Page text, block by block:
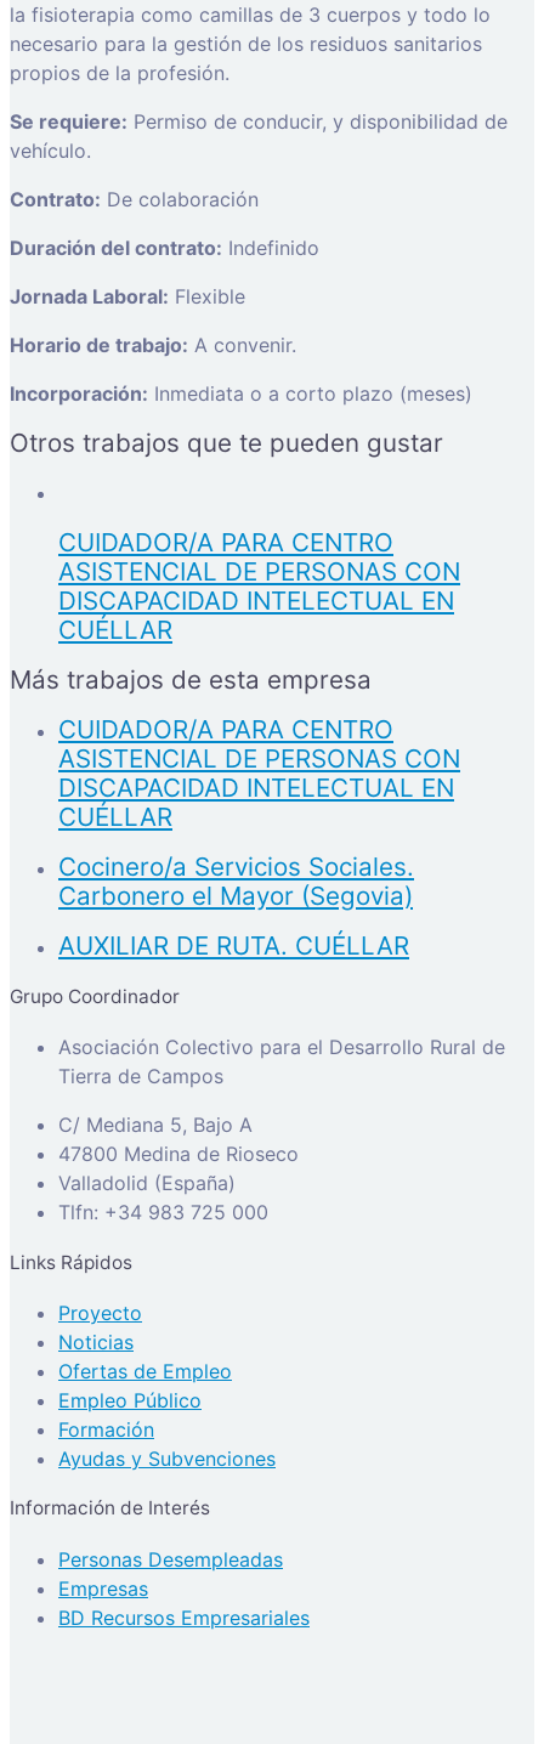
la fisioterapia como camillas de 3 cuerpos y todo lo
necesario para la gestión de los residuos sanitarios
propios de la profesión.
Se requiere: Permiso de conducir, y disponibilidad de
vehículo.
Contrato: De colaboración
Duración del contrato: Indefinido
Jornada Laboral: Flexible
Horario de trabajo: A convenir.
Incorporación: Inmediata o a corto plazo (meses)
Otros trabajos que te pueden gustar
CUIDADOR/A PARA CENTRO
ASISTENCIAL DE PERSONAS CON
DISCAPACIDAD INTELECTUAL EN
CUÉLLAR
Más trabajos de esta empresa
CUIDADOR/A PARA CENTRO
ASISTENCIAL DE PERSONAS CON
DISCAPACIDAD INTELECTUAL EN
CUÉLLAR
Cocinero/a Servicios Sociales.
Carbonero el Mayor (Segovia)
AUXILIAR DE RUTA. CUÉLLAR
Grupo Coordinador
Asociación Colectivo para el Desarrollo Rural de
Tierra de Campos
C/ Mediana 5, Bajo A
47800 Medina de Rioseco
Valladolid (España)
Tlfn: +34 983 725 000
Links Rápidos
Proyecto
Noticias
Ofertas de Empleo
Empleo Público
Formación
Ayudas y Subvenciones
Información de Interés
Personas Desempleadas
Empresas
BD Recursos Empresariales